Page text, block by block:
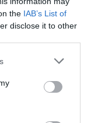
the IAB’s List of
disclose it to other
Τέχνη και τον